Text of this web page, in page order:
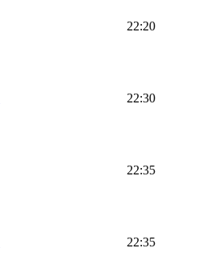
22:20
22:30
22:35
22:35